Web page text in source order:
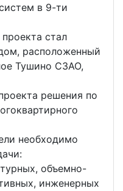
в 9-ти
стал
расположенный
Тушино СЗАО,
решения по
необходимо
объемно-
инженерных